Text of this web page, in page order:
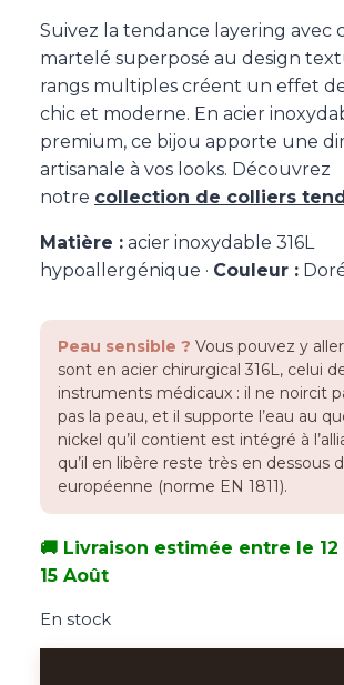
Suivez la tendance layering avec
martelé superposé au design
rangs multiples créent un effet
chic et moderne. En acier
premium, ce bijou apporte une
artisanale à vos looks. Découvrez
notre collection de colliers
Matière : acier inoxydable 316L
hypoallergénique · Couleur :
Peau sensible ? Vous pouvez y
sont en acier chirurgical 316L, celui
instruments médicaux : il ne noircit
pas la peau, et il supporte l’eau au
nickel qu’il contient est intégré à
qu’il en libère reste très en dessous
européenne (norme EN 1811).
🚚 Livraison estimée entre le
15 Août
En stock